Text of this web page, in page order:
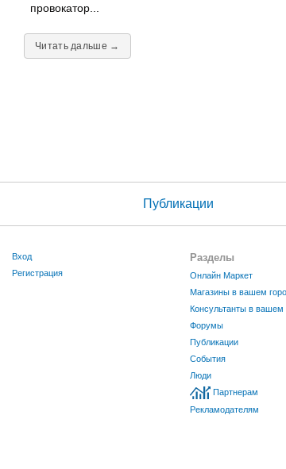
провокатор...
Читать дальше →
Публикации
Вход
Регистрация
Разделы
Онлайн Маркет
Магазины в вашем
Консультанты в вашем
Форумы
Публикации
События
Люди
Партнерам
Рекламодателям